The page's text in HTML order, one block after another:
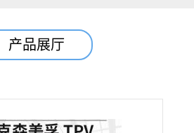
产品展厅